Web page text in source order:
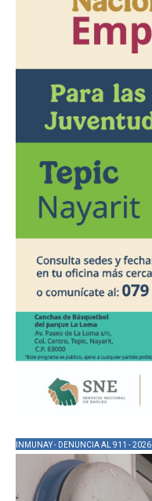
INMUNAY - DENUNCIA AL 911 - 2026